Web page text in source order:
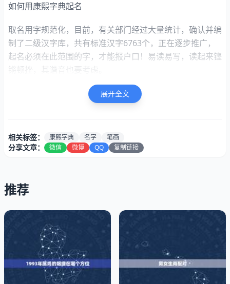
如何用康熙字典起名
取名用字规范化，目前，有关部门经过大量统计，确认并编
制了二级汉字库，共有标准汉字6763个，正在逐步推广，
起名必须在此范围的字，才能报户口！易读易写，读起来铿
锵顿挫，其谐音也要考虑。
取名字时可参考康熙字典的字义和笔画，因为有些字必须以
偏旁部首来算，才能得到正确的笔画。
展开全文
相关标签： 康熙字典 名字 笔画
分享文章： 微信 微博 QQ 复制链接
推荐